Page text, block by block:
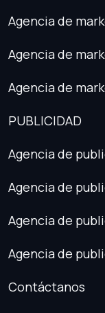
Agencia de
Agencia de
Agencia de
PUBLICIDAD
Agencia de
Agencia de
Agencia de
Agencia de
Contáctanos